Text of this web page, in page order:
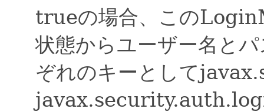
trueの場合、この
状態からユーザー名と
ぞれのキーとして